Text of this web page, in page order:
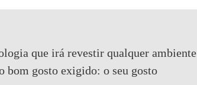
que irá revestir qualquer ambiente
bom gosto exigido: o seu gosto